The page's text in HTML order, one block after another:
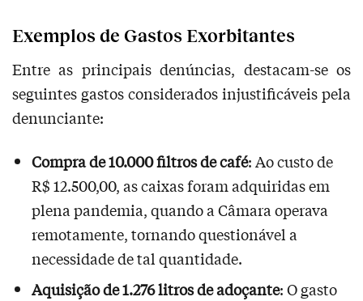
Exemplos de Gastos Exorbitantes
Entre as principais denúncias, destacam-se os
seguintes gastos considerados injustificáveis pela
denunciante:
Compra de 10.000 filtros de café: Ao custo de
R$ 12.500,00, as caixas foram adquiridas em
plena pandemia, quando a Câmara operava
remotamente, tornando questionável a
necessidade de tal quantidade.
Aquisição de 1.276 litros de adoçante: O gasto